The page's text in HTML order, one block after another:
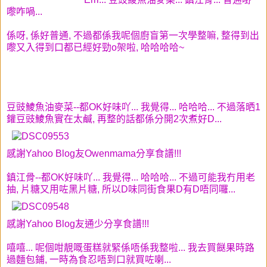
嚟咋喎...
係呀, 係好普通, 不過都係我呢個廚盲第一次學整嘛, 整得到出
嚟又入得到口都已經好勁o架啦, 哈哈哈哈~
豆豉鯪魚油麥菜--都OK好味吖... 我覺得... 哈哈哈... 不過落晒1
鑵豆豉鯪魚實在太鹹, 再整的話都係分開2次煮好D...
感謝Yahoo Blog友Owenmama分享食譜!!!
鎮江骨--都OK好味吖... 我覺得... 哈哈哈... 不過可能我冇用老
抽, 片糖又用咗黑片糖, 所以D味同街食果D有D唔同囉...
感謝Yahoo Blog友通少分享食譜!!!
嘻嘻... 呢個咁靚嘅蛋糕就緊係唔係我整啦... 我去買餸果時路
過麵包鋪, 一時為食忍唔到口就買咗喇...